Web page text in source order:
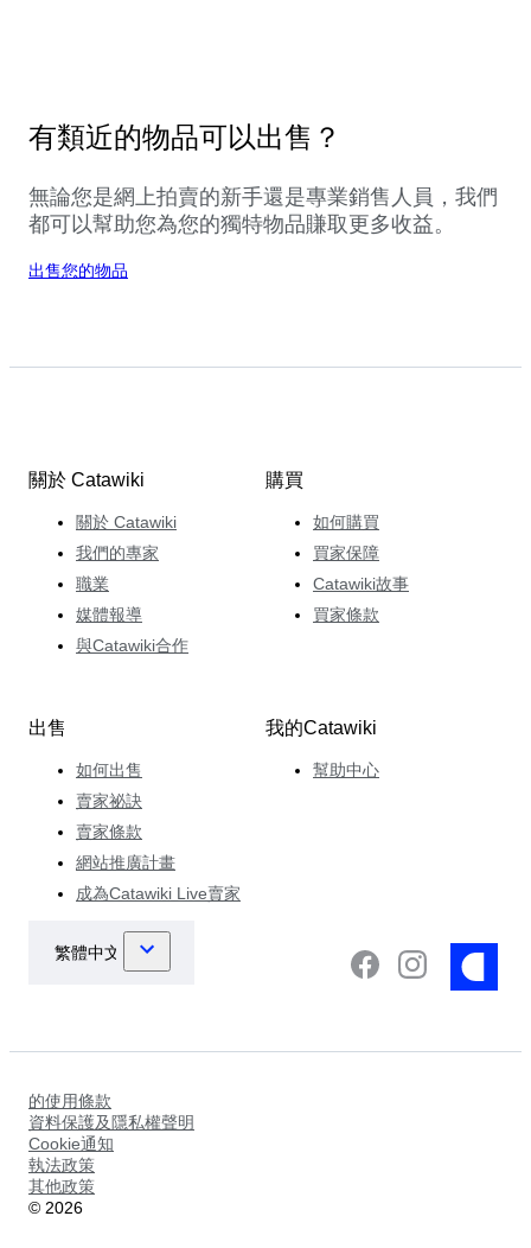
有類近的物品可以出售？
無論您是網上拍賣的新手還是專業銷售人員，我們
都可以幫助您為您的獨特物品賺取更多收益。
出售您的物品
關於 Catawiki
關於 Catawiki
我們的專家
職業
媒體報導
與Catawiki合作
購買
如何購買
買家保障
Catawiki故事
買家條款
出售
如何出售
賣家祕訣
賣家條款
網站推廣計畫
成為Catawiki Live賣家
我的Catawiki
幫助中心
的使用條款
資料保護及隱私權聲明
Cookie通知
執法政策
其他政策
© 2026